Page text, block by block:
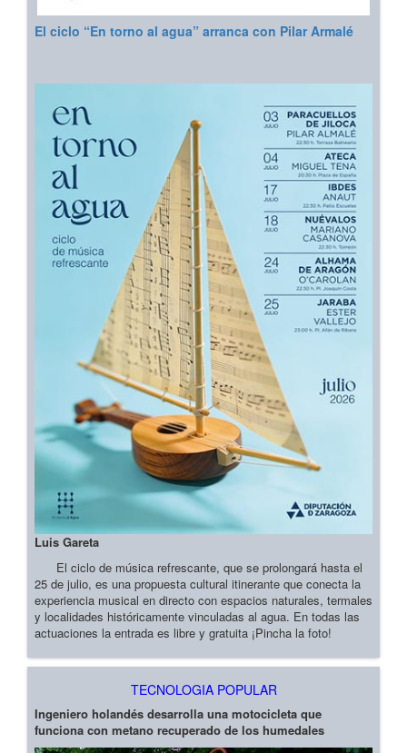
El ciclo “En torno al agua” arranca con Pilar Armalé
Luis Gareta
El ciclo de música refrescante, que se prolongará hasta el
25 de julio, es una propuesta cultural itinerante que conecta la
experiencia musical en directo con espacios naturales, termales
y localidades históricamente vinculadas al agua. En todas las
actuaciones la entrada es libre y gratuita ¡Pincha la foto!
TECNOLOGIA POPULAR
Ingeniero holandés desarrolla una motocicleta que
funciona con metano recuperado de los humedales